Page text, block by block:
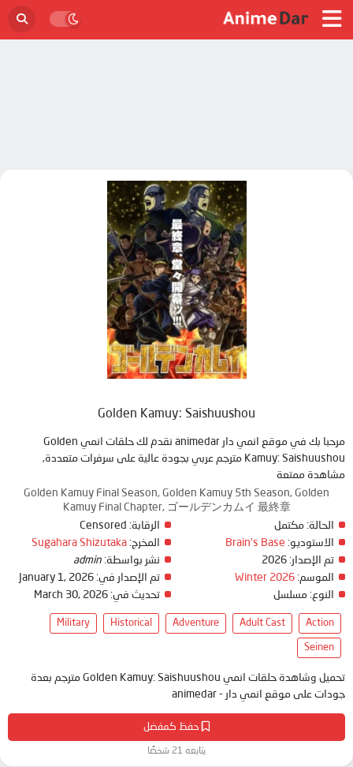
حفظ كمفضل
يتابعه 21 شخصًا
Golden Kamuy: Saishuushou
مرحبا بك في موقع انمي دار animedar نقدم لك حلقات انمي Golden
Kamuy: Saishuushou مترجم عربي بجودة عالية على سرفرات متعددة,
مشاهدة ممتعة
Golden Kamuy Final Season, Golden Kamuy 5th Season, Golden
Kamuy Final Chapter, ゴールデンカムイ 最終章
الحالة: مكتمل
الاستوديو: Brain's Base
تم الإصدار:
الموسم: Winter 2026
النوع: مسلسل
الرقابة:
المخرج: Sugahara Shizutaka
نشر بواسطة: admin
تم الإصدار في: January 1, 2026
تحديث في: March 30, 2026
Action
Adult Cast
Adventure
Historical
Military
Seinen
تحميل وشاهدة حلقات انمي Golden Kamuy: Saishuushou مترجم بعدة
جودات على موقع انمي دار - animedar